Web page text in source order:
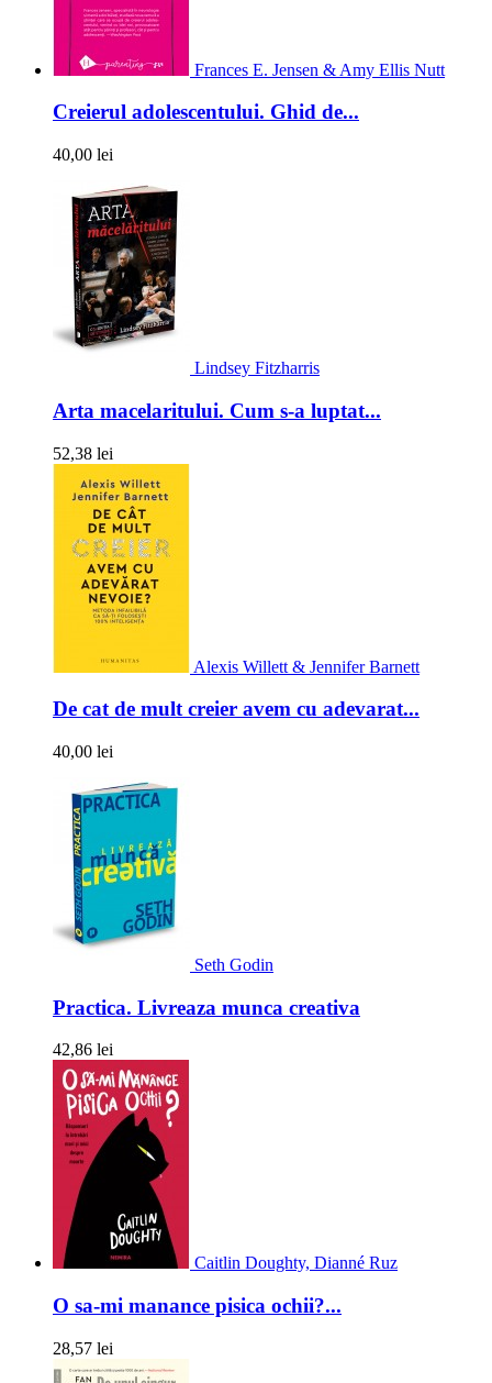
Frances E. Jensen & Amy Ellis Nutt
Creierul adolescentului. Ghid de...
40,00 lei
Lindsey Fitzharris
Arta macelaritului. Cum s-a luptat...
52,38 lei
Alexis Willett & Jennifer Barnett
De cat de mult creier avem cu adevarat...
40,00 lei
Seth Godin
Practica. Livreaza munca creativa
42,86 lei
Caitlin Doughty, Dianné Ruz
O sa-mi manance pisica ochii?...
28,57 lei